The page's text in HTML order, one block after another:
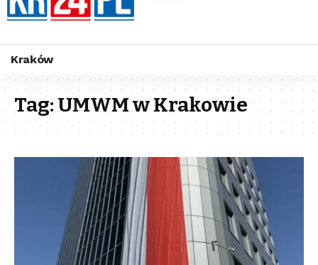
Kraków
Tag:UMWM w Krakowie